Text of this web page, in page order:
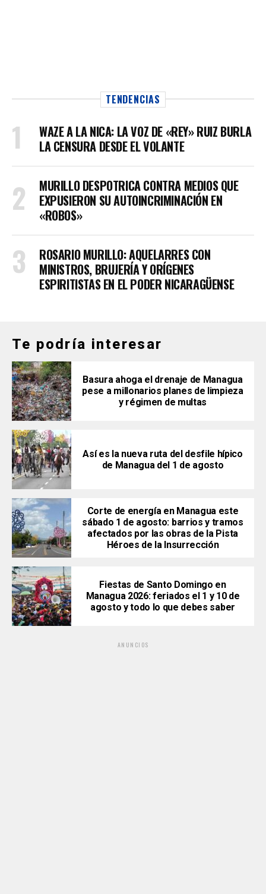
TENDENCIAS
WAZE A LA NICA: LA VOZ DE «REY» RUIZ BURLA
LA CENSURA DESDE EL VOLANTE
MURILLO DESPOTRICA CONTRA MEDIOS QUE
EXPUSIERON SU AUTOINCRIMINACIÓN EN
«ROBOS»
ROSARIO MURILLO: AQUELARRES CON
MINISTROS, BRUJERÍA Y ORÍGENES
ESPIRITISTAS EN EL PODER NICARAGÜENSE
Te podría interesar
Basura ahoga el drenaje de Managua
pese a millonarios planes de limpieza
y régimen de multas
Así es la nueva ruta del desfile hípico
de Managua del 1 de agosto
Corte de energía en Managua este
sábado 1 de agosto: barrios y tramos
afectados por las obras de la Pista
Héroes de la Insurrección
Fiestas de Santo Domingo en
Managua 2026: feriados el 1 y 10 de
agosto y todo lo que debes saber
ANUNCIOS